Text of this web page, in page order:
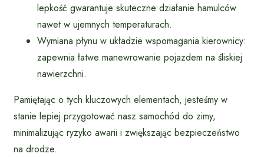
lepkość gwarantuje skuteczne działanie hamulców
nawet w ujemnych temperaturach.
Wymiana płynu w układzie wspomagania kierownicy:
zapewnia łatwe manewrowanie pojazdem na śliskiej
nawierzchni.
Pamiętając o tych kluczowych elementach, jesteśmy w
stanie lepiej przygotować nasz samochód do zimy,
minimalizując ryzyko awarii i zwiększając bezpieczeństwo
na drodze.